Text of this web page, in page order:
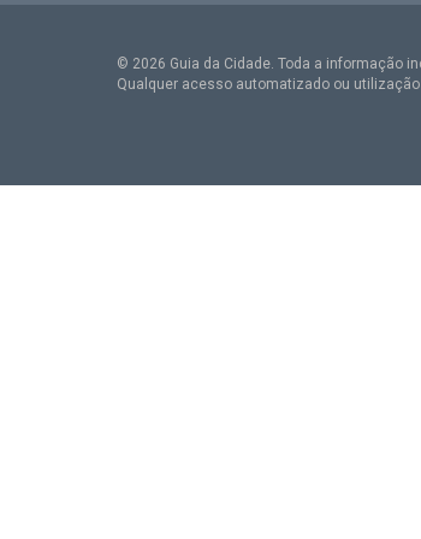
© 2026 Guia da Cidade. Toda a informação
Qualquer acesso automatizado ou